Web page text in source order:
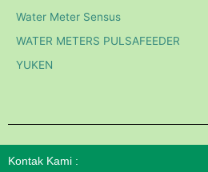
Water Meter Sensus
WATER METERS PULSAFEEDER
YUKEN
Kontak Kami :